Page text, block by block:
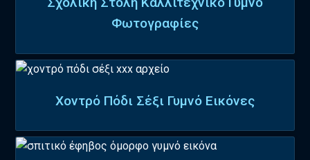
Φωτογραφίες
Χοντρό Πόδι Σέξι Γυμνό Εικόνες